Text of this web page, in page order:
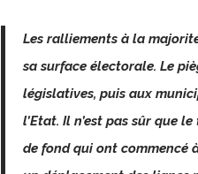
Les ralliements à la
sa surface électorale. Le
législatives, puis aux
l’Etat. Il n’est pas sûr que
de fond qui ont commencé